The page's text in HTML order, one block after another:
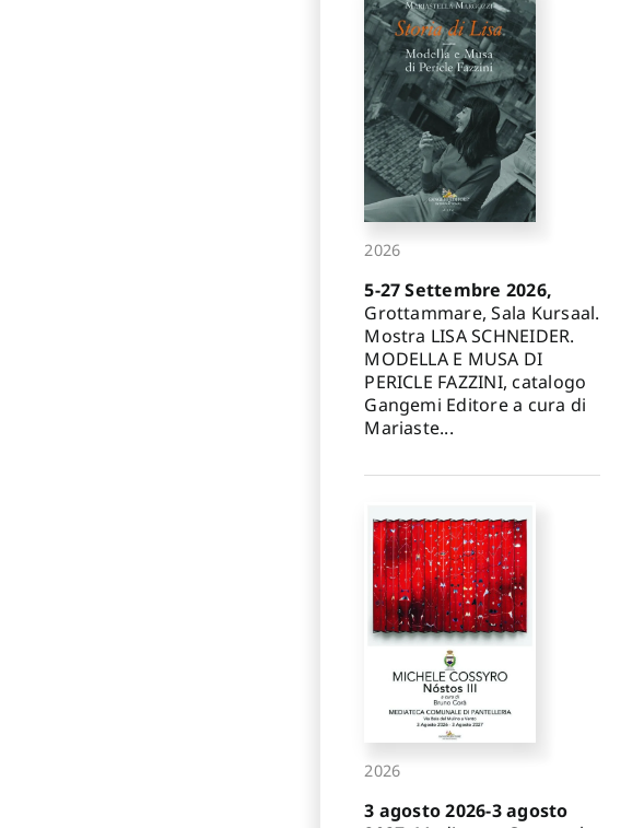
2026
5-27 Settembre 2026,
Grottammare, Sala Kursaal.
Mostra LISA SCHNEIDER.
MODELLA E MUSA DI
PERICLE FAZZINI, catalogo
Gangemi Editore a cura di
Mariaste...
2026
3 agosto 2026-3 agosto